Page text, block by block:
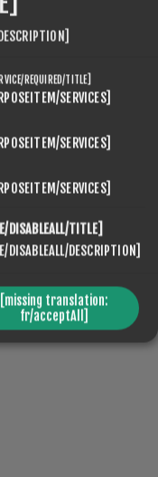
DE MOUTON
REQUIRED/TITLE]
SERVICES]
SERVICES]
SERVICES]
DISABLEALL/TITLE]
DESCRIPTION]
[missing translation:
fr/acceptAll]